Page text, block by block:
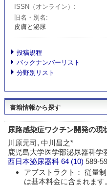
ISSN（オンライン）
旧名・別名
皮膚と泌尿
投稿規程
バックナンバーリスト
分野別リスト
書籍情報から探す
尿路感染症ワクチン開発の現
川原元司, 中川昌之*
鹿児島大学医学部泌尿器科学
西日本泌尿器科 64 (10)589-
アブストラクト： 従量
は基本料金に含まれます